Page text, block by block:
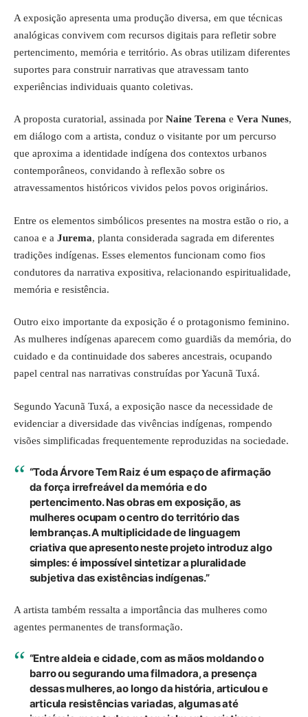
A exposição apresenta uma produção diversa, em que técnicas
analógicas convivem com recursos digitais para refletir sobre
pertencimento, memória e território. As obras utilizam diferentes
suportes para construir narrativas que atravessam tanto
experiências individuais quanto coletivas.
A proposta curatorial, assinada por Naine Terena e Vera Nunes,
em diálogo com a artista, conduz o visitante por um percurso
que aproxima a identidade indígena dos contextos urbanos
contemporâneos, convidando à reflexão sobre os
atravessamentos históricos vividos pelos povos originários.
Entre os elementos simbólicos presentes na mostra estão o rio, a
canoa e a Jurema, planta considerada sagrada em diferentes
tradições indígenas. Esses elementos funcionam como fios
condutores da narrativa expositiva, relacionando espiritualidade,
memória e resistência.
Outro eixo importante da exposição é o protagonismo feminino.
As mulheres indígenas aparecem como guardiãs da memória, do
cuidado e da continuidade dos saberes ancestrais, ocupando
papel central nas narrativas construídas por Yacunã Tuxá.
Segundo Yacunã Tuxá, a exposição nasce da necessidade de
evidenciar a diversidade das vivências indígenas, rompendo
visões simplificadas frequentemente reproduzidas na sociedade.
“Toda Árvore Tem Raiz é um espaço de afirmação
da força irrefreável da memória e do
pertencimento. Nas obras em exposição, as
mulheres ocupam o centro do território das
lembranças. A multiplicidade de linguagem
criativa que apresento neste projeto introduz algo
simples: é impossível sintetizar a pluralidade
subjetiva das existências indígenas.”
A artista também ressalta a importância das mulheres como
agentes permanentes de transformação.
“Entre aldeia e cidade, com as mãos moldando o
barro ou segurando uma filmadora, a presença
dessas mulheres, ao longo da história, articulou e
articula resistências variadas, algumas até